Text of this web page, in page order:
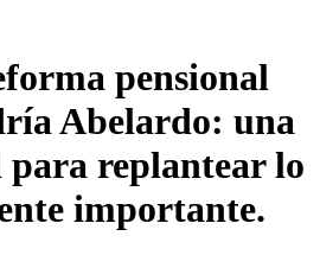
pensional
Abelardo: una
replantear lo
importante.